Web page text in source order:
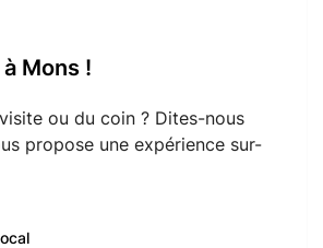
Mons !
ou du coin ? Dites-nous
propose une expérience sur-